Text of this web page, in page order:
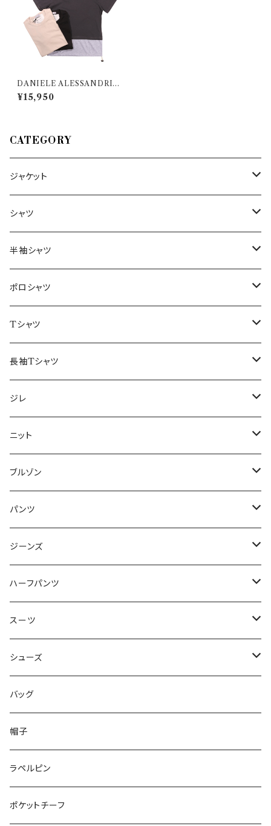
DANIELE ALESSANDRINI
（ダニエレアレッサンドリーニ）
Uネック半袖Tシャツ M7333 2
¥15,950
CATEGORY
ジャケット
～44/S
46/M
48/L
50/XL～
シャツ
～44/S
46/M
48/L
50/XL～
半袖シャツ
～44/S
46/M
48/L
50/XL～
ポロシャツ
～44/S
46/M
48/L
50/XL～
Tシャツ
～44/S
46/M
48/L
50/XL～
長袖Tシャツ
～44/S
46/M
48/L
50/XL～
ジレ
～44/S
46/M
48/L
50/XL～
ニット
～44/S
46/M
48/L
50/XL～
ブルゾン
～44/S
46/M
48/L
50/XL～
パンツ
～44/S
46/M
48/L
50/XL～
ジーンズ
～44/S
46/M
48/L
50/XL～
ハーフパンツ
～44/S
46/M
48/L
50/XL～
スーツ
～44/S
46/M
48/L
50/XL～
シューズ
～25.5cm
26cm～
27cm～
28cm～
バッグ
帽子
ラペルピン
ポケットチーフ